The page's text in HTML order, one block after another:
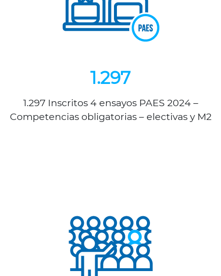
1.297
1.297 Inscritos 4 ensayos PAES 2024 –
Competencias obligatorias – electivas y M2